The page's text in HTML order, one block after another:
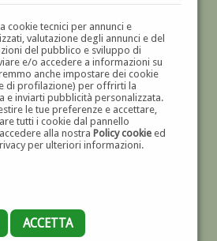
cookie tecnici per annunci e
valutazione degli annunci e del
del pubblico e sviluppo di
e/o accedere a informazioni su
anche impostare dei cookie
di profilazione) per offrirti la
e inviarti pubblicità personalizzata.
le tue preferenze e accettare,
tutti i cookie dal pannello
alla nostra Policy cookieed
per ulteriori informazioni.
ACCETTA
GALLERIAD'ARTE
SCULTURE '800 E '900